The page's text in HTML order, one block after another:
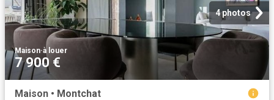
4 photos
Maison·à louer
7 900 €
Maison • Montchat